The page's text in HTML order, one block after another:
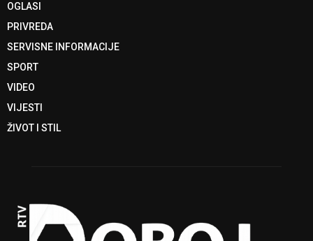
OGLASI
PRIVREDA
SERVISNE INFORMACIJE
SPORT
VIDEO
VIJESTI
ŽIVOT I STIL